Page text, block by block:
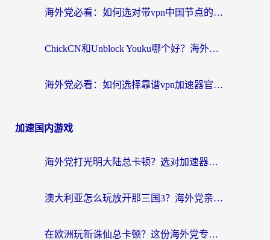
海外党必看：如何选对带vpn中国节点的加速器？无缝访问国内资源全攻略
ChickCN和Unblock Youku哪个好？海外党亲测4款热门回国加速器，附避坑指南
海外党必看：如何选择靠谱vpn加速器官网？轻松解决国内APP地区限制
加速国内游戏
海外党打光明大陆总卡顿？选对加速器才是关键！（附亲测好用的推荐）
澳大利亚怎么玩放开那三国3？海外党亲测有效的国服游戏加速指南
在欧洲玩新诛仙总卡顿？这份海外党专属加速器指南帮你解决延迟难题